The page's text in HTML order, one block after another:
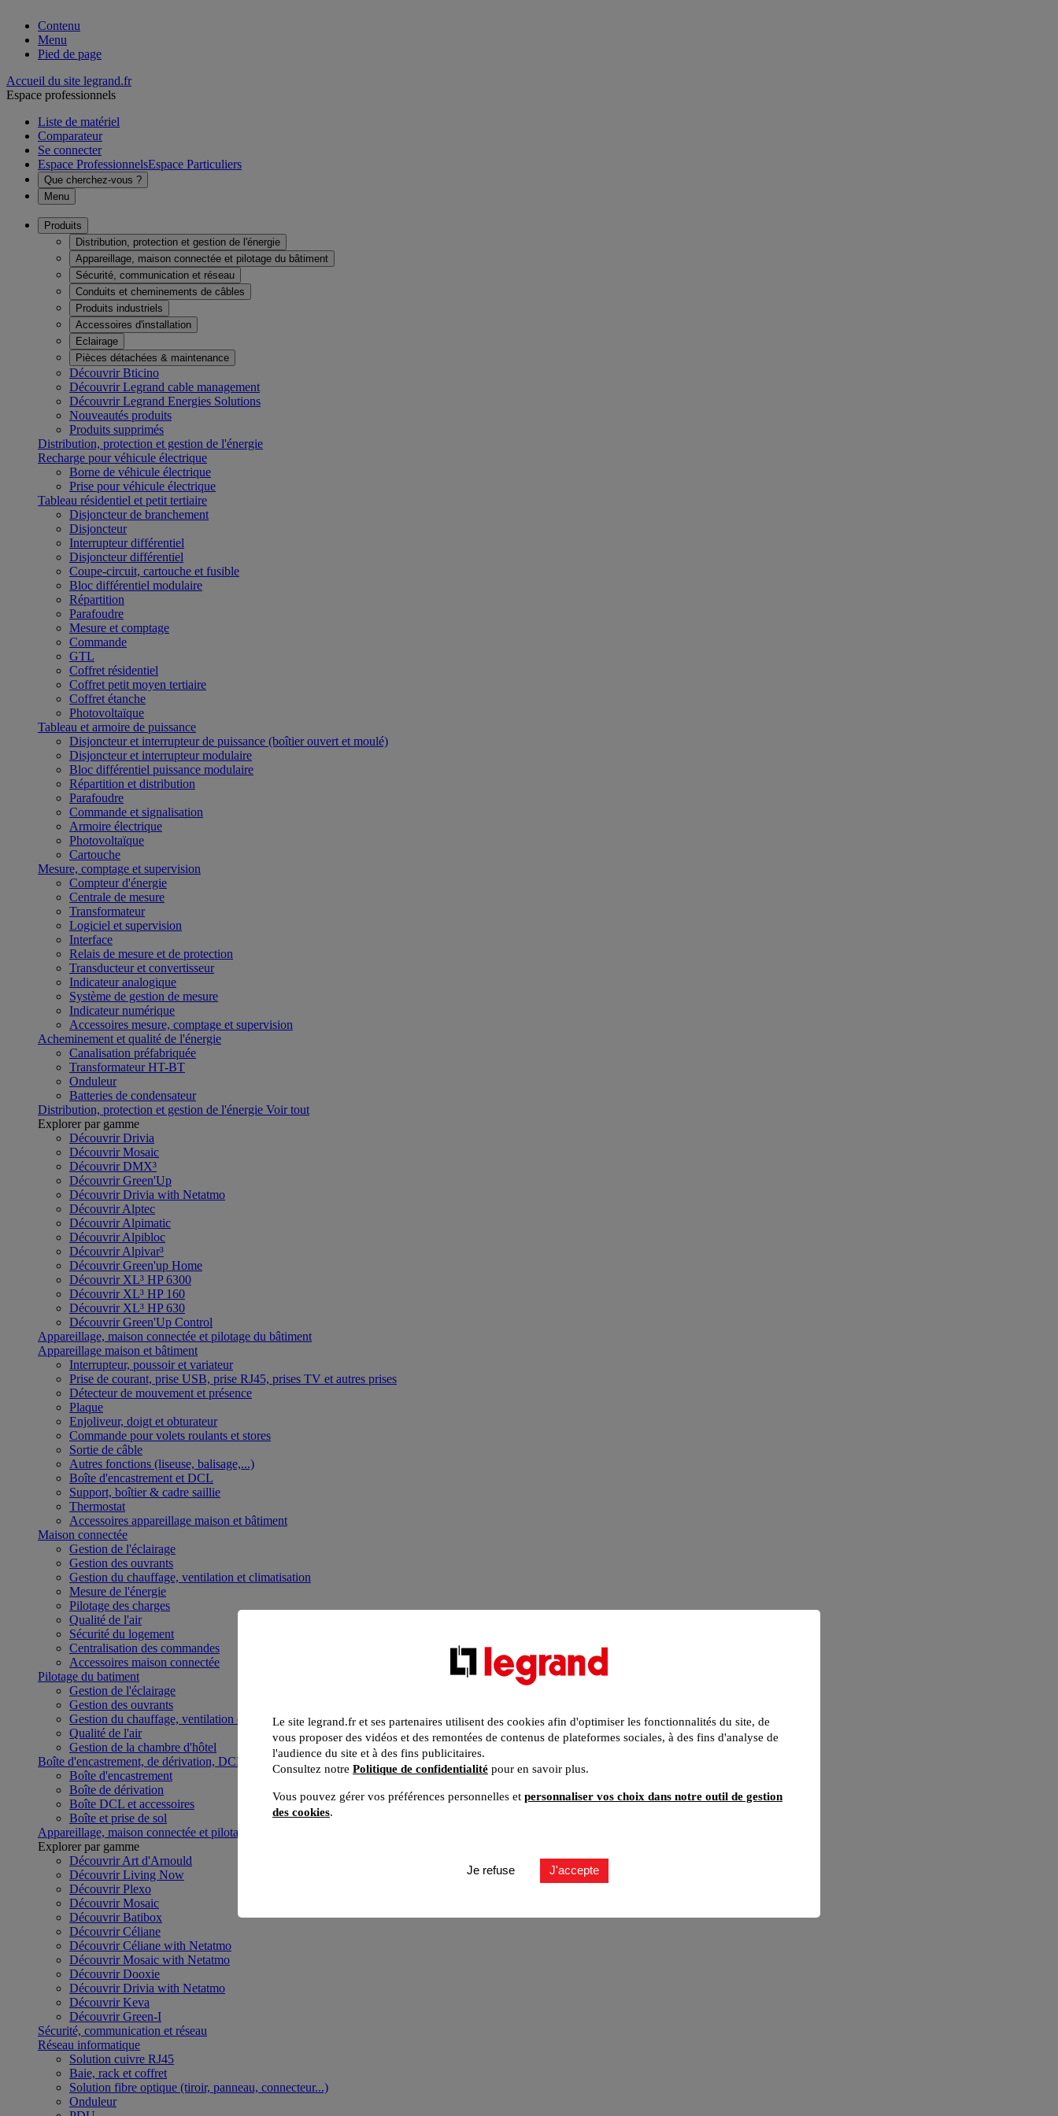
Contenu
Menu
Pied de page
Accueil du site legrand.fr
Espace professionnels
Liste de matériel
Comparateur
Se connecter
Espace ProfessionnelsEspace Particuliers
Que cherchez-vous ?
Menu
Produits
Distribution, protection et gestion de l'énergie
Appareillage, maison connectée et pilotage du bâtiment
Sécurité, communication et réseau
Conduits et cheminements de câbles
Produits industriels
Accessoires d'installation
Eclairage
Pièces détachées & maintenance
Découvrir Bticino
Découvrir Legrand cable management
Découvrir Legrand Energies Solutions
Nouveautés produits
Produits supprimés
Distribution, protection et gestion de l'énergie
Recharge pour véhicule électrique
Borne de véhicule électrique
Prise pour véhicule électrique
Tableau résidentiel et petit tertiaire
Disjoncteur de branchement
Disjoncteur
Interrupteur différentiel
Disjoncteur différentiel
Coupe-circuit, cartouche et fusible
Bloc différentiel modulaire
Répartition
Parafoudre
Mesure et comptage
Commande
GTL
Coffret résidentiel
Coffret petit moyen tertiaire
Coffret étanche
Photovoltaïque
Tableau et armoire de puissance
Disjoncteur et interrupteur de puissance (boîtier ouvert et moulé)
Disjoncteur et interrupteur modulaire
Bloc différentiel puissance modulaire
Répartition et distribution
Parafoudre
Commande et signalisation
Armoire électrique
Photovoltaïque
Cartouche
Mesure, comptage et supervision
Compteur d'énergie
Centrale de mesure
Transformateur
Logiciel et supervision
Interface
Relais de mesure et de protection
Transducteur et convertisseur
Indicateur analogique
Système de gestion de mesure
Indicateur numérique
Accessoires mesure, comptage et supervision
Acheminement et qualité de l'énergie
Canalisation préfabriquée
Transformateur HT-BT
Onduleur
Batteries de condensateur
Distribution, protection et gestion de l'énergie Voir tout
Explorer par gamme
Découvrir Drivia
Découvrir Mosaic
Découvrir DMX³
Découvrir Green'Up
Découvrir Drivia with Netatmo
Découvrir Alptec
Découvrir Alpimatic
Découvrir Alpibloc
Découvrir Alpivar³
Découvrir Green'up Home
Découvrir XL³ HP 6300
Découvrir XL³ HP 160
Découvrir XL³ HP 630
Découvrir Green'Up Control
Appareillage, maison connectée et pilotage du bâtiment
Appareillage maison et bâtiment
Interrupteur, poussoir et variateur
Prise de courant, prise USB, prise RJ45, prises TV et autres prises
Détecteur de mouvement et présence
Plaque
Enjoliveur, doigt et obturateur
Commande pour volets roulants et stores
Sortie de câble
Autres fonctions (liseuse, balisage,...)
Boîte d'encastrement et DCL
Support, boîtier & cadre saillie
Thermostat
Accessoires appareillage maison et bâtiment
Maison connectée
Gestion de l'éclairage
Gestion des ouvrants
Gestion du chauffage, ventilation et climatisation
Mesure de l'énergie
Pilotage des charges
Qualité de l'air
Sécurité du logement
Centralisation des commandes
Accessoires maison connectée
Pilotage du batiment
Gestion de l'éclairage
Gestion des ouvrants
Gestion du chauffage, ventilation et climatisation
Qualité de l'air
Gestion de la chambre d'hôtel
Boîte d'encastrement, de dérivation, DCL et boîte de sol
Boîte d'encastrement
Boîte de dérivation
Boîte DCL et accessoires
Boîte et prise de sol
Appareillage, maison connectée et pilotage du bâtiment
Explorer par gamme
Découvrir Art d'Arnould
Découvrir Living Now
Découvrir Plexo
Découvrir Mosaic
Découvrir Batibox
Découvrir Céliane
Découvrir Céliane with Netatmo
Découvrir Mosaic with Netatmo
Découvrir Dooxie
Découvrir Drivia with Netatmo
Découvrir Keva
Découvrir Green-I
Sécurité, communication et réseau
Réseau informatique
Solution cuivre RJ45
Baie, rack et coffret
Solution fibre optique (tiroir, panneau, connecteur...)
Onduleur
Le site legrand.fr et ses partenaires utilisent des cookies afin d'optimiser les fonctionnalités du site, de
vous proposer des vidéos et des remontées de contenus de plateformes sociales, à des fins d'analyse de
l'audience du site et à des fins publicitaires.
Consultez notre Politique de confidentialité pour en savoir plus.
Vous pouvez gérer vos préférences personnelles et personnaliser vos choix dans notre outil de gestion
des cookies.
Je refuse J'accepte